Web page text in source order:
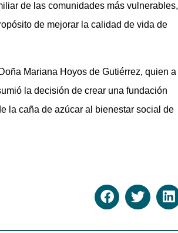
de las comunidades más vulnerables,
de mejorar la calidad de vida de
Mariana Hoyos de Gutiérrez, quien a
la decisión de crear una fundación
la caña de azúcar al bienestar social de